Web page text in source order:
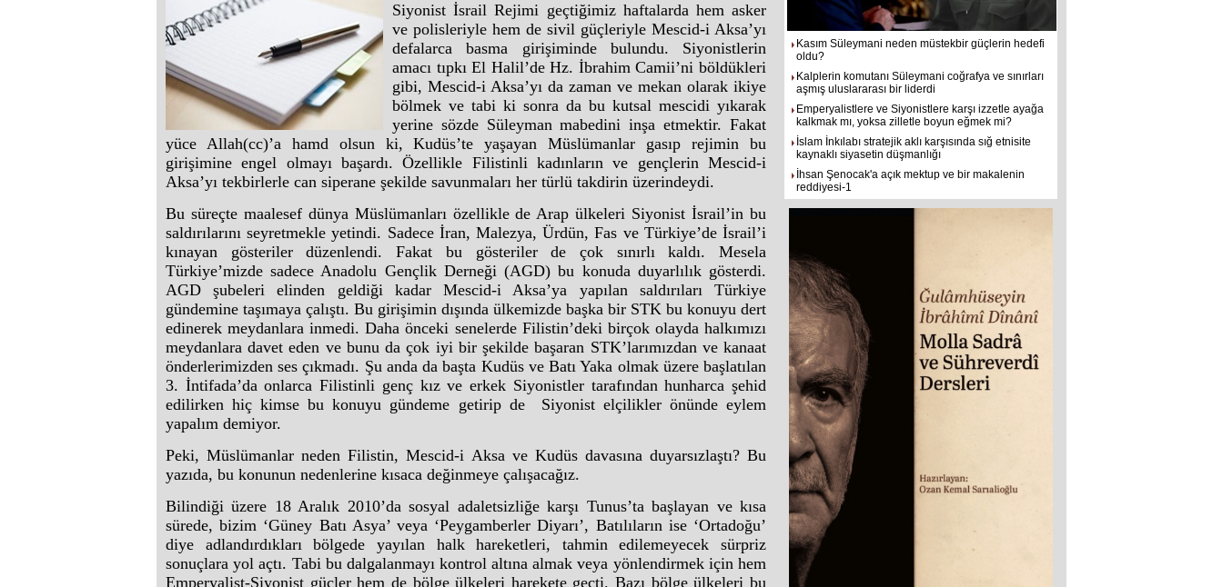
Siyonist İsrail Rejimi geçtiğimiz haftalarda hem asker
ve polisleriyle hem de sivil güçleriyle Mescid-i Aksa’yı
defalarca basma girişiminde bulundu. Siyonistlerin
amacı tıpkı El Halil’de Hz. İbrahim Camii’ni böldükleri
gibi, Mescid-i Aksa’yı da zaman ve mekan olarak ikiye
bölmek ve tabi ki sonra da bu kutsal mescidi yıkarak
yerine sözde Süleyman mabedini inşa etmektir. Fakat
yüce Allah(cc)’a hamd olsun ki, Kudüs’te yaşayan Müslümanlar gasıp rejimin bu
girişimine engel olmayı başardı. Özellikle Filistinli kadınların ve gençlerin Mescid-i
Aksa’yı tekbirlerle can siperane şekilde savunmaları her türlü takdirin üzerindeydi.
Bu süreçte maalesef dünya Müslümanları özellikle de Arap ülkeleri Siyonist İsrail’in bu
saldırılarını seyretmekle yetindi. Sadece İran, Malezya, Ürdün, Fas ve Türkiye’de İsrail’i
kınayan gösteriler düzenlendi. Fakat bu gösteriler de çok sınırlı kaldı. Mesela
Türkiye’mizde sadece Anadolu Gençlik Derneği (AGD) bu konuda duyarlılık gösterdi.
AGD şubeleri elinden geldiği kadar Mescid-i Aksa’ya yapılan saldırıları Türkiye
gündemine taşımaya çalıştı. Bu girişimin dışında ülkemizde başka bir STK bu konuyu dert
edinerek meydanlara inmedi. Daha önceki senelerde Filistin’deki birçok olayda halkımızı
meydanlara davet eden ve bunu da çok iyi bir şekilde başaran STK’larımızdan ve kanaat
önderlerimizden ses çıkmadı. Şu anda da başta Kudüs ve Batı Yaka olmak üzere başlatılan
3. İntifada’da onlarca Filistinli genç kız ve erkek Siyonistler tarafından hunharca şehid
edilirken hiç kimse bu konuyu gündeme getirip de Siyonist elçilikler önünde eylem
yapalım demiyor.
Peki, Müslümanlar neden Filistin, Mescid-i Aksa ve Kudüs davasına duyarsızlaştı? Bu
yazıda, bu konunun nedenlerine kısaca değinmeye çalışacağız.
Bilindiği üzere 18 Aralık 2010’da sosyal adaletsizliğe karşı Tunus’ta başlayan ve kısa
sürede, bizim ‘Güney Batı Asya’ veya ‘Peygamberler Diyarı’, Batılıların ise ‘Ortadoğu’
diye adlandırdıkları bölgede yayılan halk hareketleri, tahmin edilemeyecek sürpriz
sonuçlara yol açtı. Tabi bu dalgalanmayı kontrol altına almak veya yönlendirmek için hem
Emperyalist-Siyonist güçler hem de bölge ülkeleri harekete geçti. Bazı bölge ülkeleri bu
Kasım Süleymani neden müstekbir güçlerin hedefi
oldu?
Kalplerin komutanı Süleymani coğrafya ve sınırları
aşmış uluslararası bir liderdi
Emperyalistlere ve Siyonistlere karşı izzetle ayağa
kalkmak mı, yoksa zilletle boyun eğmek mi?
İslam İnkılabı stratejik aklı karşısında sığ etnisite
kaynaklı siyasetin düşmanlığı
İhsan Şenocak'a açık mektup ve bir makalenin
reddiyesi-1